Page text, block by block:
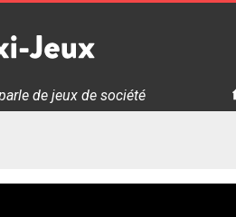
qui vous parle de jeux de société
de jeux de société